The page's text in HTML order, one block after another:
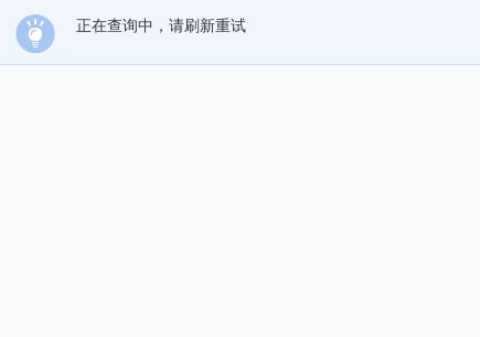
正在查询中，请刷新重试